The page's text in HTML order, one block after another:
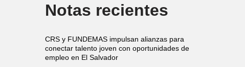
Notas recientes
CRS y FUNDEMAS impulsan alianzas para
conectar talento joven con oportunidades de
empleo en El Salvador